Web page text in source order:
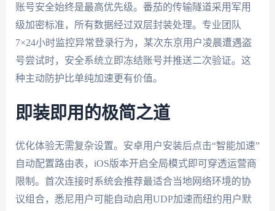
账号安全始终是最高优先级。番茄的传输隧道采用军用
级加密标准，所有数据经过双层封装处理。专业团队
7×24小时监控异常登录行为，某次东京用户凌晨遭遇盗
号尝试时，安全系统立即冻结账号并推送二次验证。这
种主动防护比单纯加速更有价值。
即装即用的极简之道
优化体验无需复杂设置。安卓用户安装后点击“智能加速”
自动配置路由表，iOS版本开启全局模式即可穿透运营商
限制。首次连接时系统会推荐最适合当地网络环境的协
议组合，悉尼用户可能自动启用UDP加速而纽约用户默